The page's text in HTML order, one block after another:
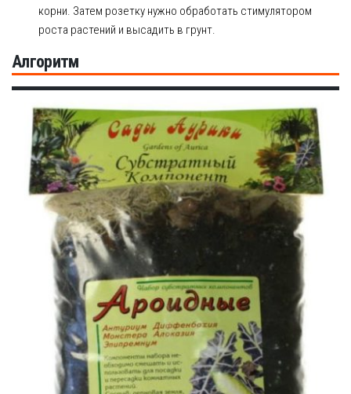
корни. Затем розетку нужно обработать стимулятором
роста растений и высадить в грунт.
Алгоритм